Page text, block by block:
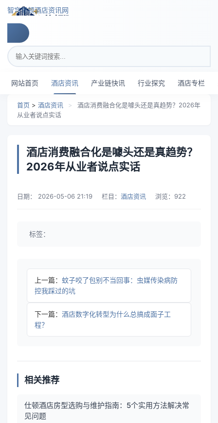
跳转到主要内容
智穹界顿酒店资讯网
搜索关键词
网站首页 酒店资讯 产业链快讯 行业探究 酒店专栏
首页 > 酒店资讯 >
酒店消费融合化是噱头还是真趋势？2026年
从业者说点实话
酒店消费融合化是噱头还是真趋势？
2026年从业者说点实话
日期： 2026-05-06 21:19 栏目： 酒店资讯 浏览： 922
标签：
上一篇： 蚊子咬了包别不当回事：虫媒传染病防
控我踩过的坑
下一篇： 酒店数字化转型为什么总搞成面子工
程？
相关推荐
仕顿酒店房型选购与维护指南：5个实用方法解决常
见问题